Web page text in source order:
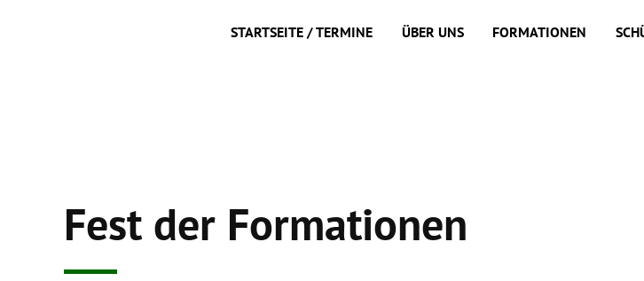
STARTSEITE / TERMINE ÜBER UNS FORMATIONEN
Fest der Formationen